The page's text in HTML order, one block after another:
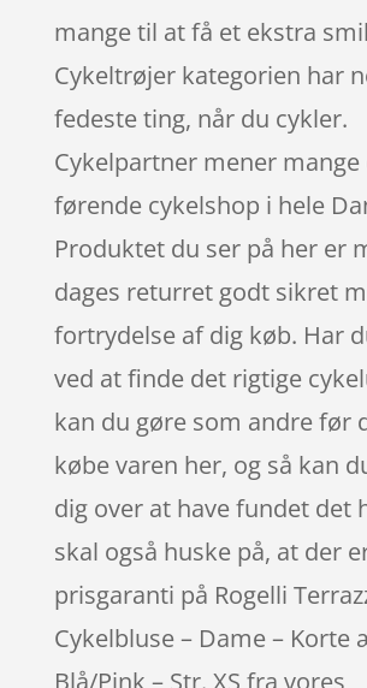
mange til at få et ekstra
Cykeltrøjer kategorien har
fedeste ting, når du cykler.
Cykelpartner mener mange
førende cykelshop i hele
Produktet du ser på her er
dages returret godt sikret
fortrydelse af dig køb. Har
ved at finde det rigtige
kan du gøre som andre før
købe varen her, og så kan
dig over at have fundet det
skal også huske på, at der
prisgaranti på Rogelli
Cykelbluse – Dame – Korte
Blå/Pink – Str. XS fra vores